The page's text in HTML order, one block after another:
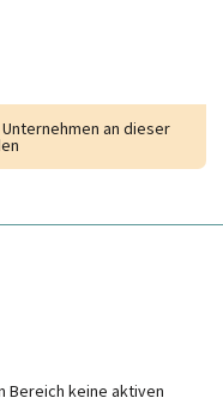
an dieser
Bereich keine aktiven